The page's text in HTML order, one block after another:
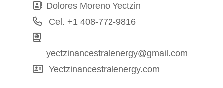
Dolores Moreno Yectzin
Cel. +1 408-772-9816
yectzinancestralenergy@gmail.com
Yectzinancestralenergy.com